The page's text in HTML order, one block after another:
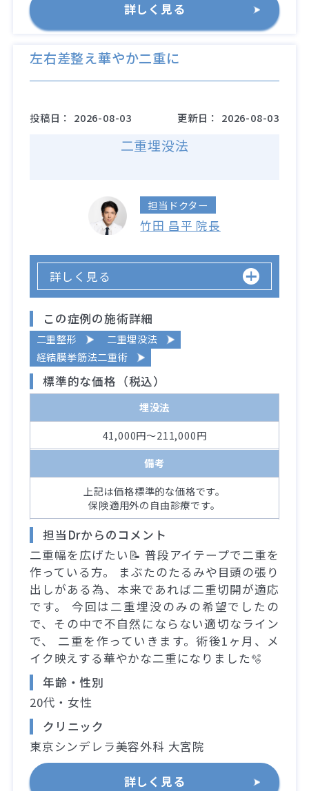
詳しく見る
左右差整え華やか二重に
投稿日： 2026-08-03 更新日： 2026-08-03
二重埋没法
担当ドクター
竹田 昌平 院長
詳しく見る
この症例の施術詳細
二重整形
二重埋没法
経結膜挙筋法二重術
標準的な価格（税込）
埋没法
41,000円～211,000円
備考
上記は価格標準的な価格です。
保険適用外の自由診療です。
担当Drからのコメント
二重幅を広げたい📝 普段アイテープで二重を
作っている方。 まぶたのたるみや目頭の張り
出しがある為、本来であれば二重切開が適応
です。 今回は二重埋没のみの希望でしたの
で、その中で不自然にならない適切なライン
で、 二重を作っていきます。術後1ヶ月、メ
イク映えする華やかな二重になりました🫧
年齢・性別
20代・女性
クリニック
東京シンデレラ美容外科 大宮院
詳しく見る